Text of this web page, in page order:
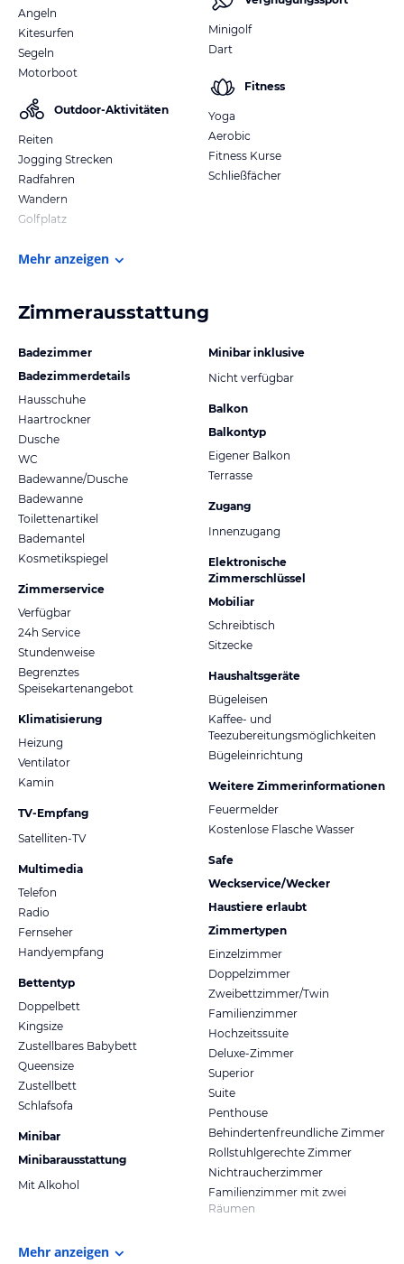
Angeln
Kitesurfen
Segeln
Motorboot
Outdoor-Aktivitäten
Reiten
Jogging Strecken
Radfahren
Wandern
Golfplatz
Minigolf
Dart
Fitness
Yoga
Aerobic
Fitness Kurse
Schließfächer
Mehr anzeigen
Zimmerausstattung
Badezimmer
Badezimmerdetails
Hausschuhe
Haartrockner
Dusche
WC
Badewanne/Dusche
Badewanne
Toilettenartikel
Bademantel
Kosmetikspiegel
Zimmerservice
Verfügbar
24h Service
Stundenweise
Begrenztes
Speisekartenangebot
Klimatisierung
Heizung
Ventilator
Kamin
TV-Empfang
Satelliten-TV
Multimedia
Telefon
Radio
Fernseher
Handyempfang
Bettentyp
Doppelbett
Kingsize
Zustellbares Babybett
Queensize
Zustellbett
Schlafsofa
Minibar
Minibarausstattung
Mit Alkohol
Minibar inklusive
Nicht verfügbar
Balkon
Balkontyp
Eigener Balkon
Terrasse
Zugang
Innenzugang
Elektronische
Zimmerschlüssel
Mobiliar
Schreibtisch
Sitzecke
Haushaltsgeräte
Bügeleisen
Kaffee- und
Teezubereitungsmöglichkeiten
Bügeleinrichtung
Weitere Zimmerinformationen
Feuermelder
Kostenlose Flasche Wasser
Safe
Weckservice/Wecker
Haustiere erlaubt
Zimmertypen
Einzelzimmer
Doppelzimmer
Zweibettzimmer/Twin
Familienzimmer
Hochzeitssuite
Deluxe-Zimmer
Superior
Suite
Penthouse
Behindertenfreundliche Zimmer
Rollstuhlgerechte Zimmer
Nichtraucherzimmer
Familienzimmer mit zwei
Räumen
Mehr anzeigen